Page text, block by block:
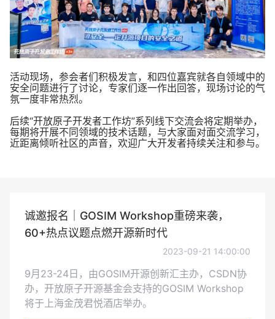
活动现场，参会者们积极发言，和四位嘉宾就各自领域中的
安全问题进行了讨论，专家们逐一作出回答，现场讨论的气
氛一度非常热烈。
后续“开放原子开发者工作坊”系列线下交流会将定期举办，
每期将开展不同领域的技术话题，与大家面对面交流学习，
近距离倾听社区的声音，欢迎广大开发者持续关注和参与。
诚邀报名｜GOSIM Workshop重磅来袭，
60+热点议题点燃开源新时代
2023-09-21 14:00:00
9月23-24日，由GOSIM开源创新汇主办，CSDN协
办，开放原子开源基金会支持的GOSIM Workshop
将于上海金茂君悦酒店举办。